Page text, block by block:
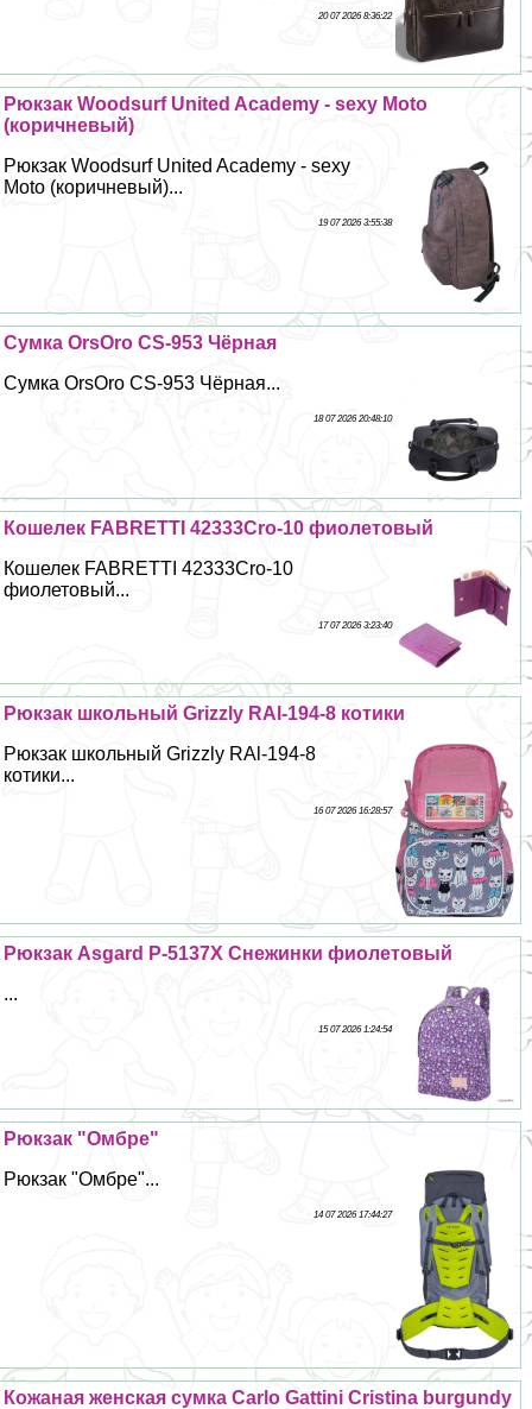
20 07 2026 8:36:22
Рюкзак Woodsurf United Academy - sехy Moto
(коричневый)
Рюкзак Woodsurf United Academy - sехy
Moto (коричневый)...
19 07 2026 3:55:38
Сумка OrsOro CS-953 Чёрная
Сумка OrsOro CS-953 Чёрная...
18 07 2026 20:48:10
Кошелек FABRETTI 42333Cro-10 фиолетовый
Кошелек FABRETTI 42333Cro-10
фиолетовый...
17 07 2026 3:23:40
Рюкзак школьный Grizzly RAl-194-8 котики
Рюкзак школьный Grizzly RAl-194-8
котики...
16 07 2026 16:28:57
Рюкзак Asgard Р-5137Х Снежинки фиолетовый
...
15 07 2026 1:24:54
Рюкзак "Омбре"
Рюкзак "Омбре"...
14 07 2026 17:44:27
Кожаная женская сумка Carlo Gattini Cristina burgundy